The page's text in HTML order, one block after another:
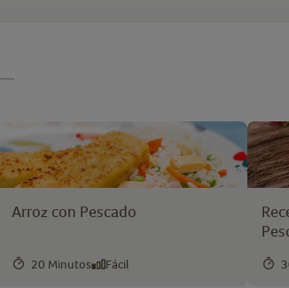
Arroz con Pescado
20 Minutos Fácil